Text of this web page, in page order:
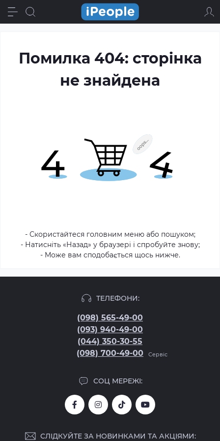
Помилка 404: сторінка
не знайдена
- Скористайтеся головним меню або пошуком;
- Натисніть «Назад» у браузері і спробуйте знову;
- Може вам сподобається щось нижче.
ТЕЛЕФОНИ:
(098) 565-49-00
(093) 940-49-00
(044) 350-30-55
(098) 700-49-00
Сервіс
СОЦ МЕРЕЖІ:
СЛІДКУЙТЕ ЗА НОВИНКАМИ ТА АКЦІЯМИ: